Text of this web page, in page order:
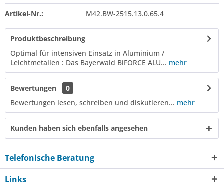
Artikel-Nr.: M42.BW-2515.13.0.65.4
Produktbeschreibung
Optimal für intensiven Einsatz in Aluminium /
Leichtmetallen : Das Bayerwald BiFORCE ALU... mehr
Bewertungen
0
Bewertungen lesen, schreiben und diskutieren... mehr
Kunden haben sich ebenfalls angesehen
Telefonische Beratung
Links